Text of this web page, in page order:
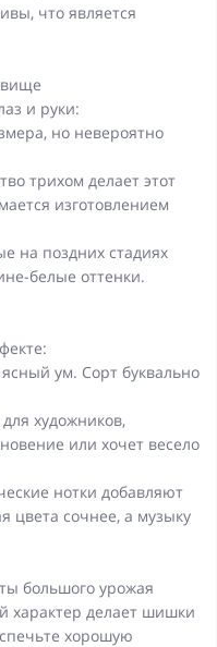
что является
и руки:
но невероятно
трихом делает этот
изготовлением
на поздних стадиях
белые оттенки.
ум. Сорт буквально
художников,
или хочет весело
нотки добавляют
цвета сочнее, а музыку
большого урожая
характер делает шишки
хорошую